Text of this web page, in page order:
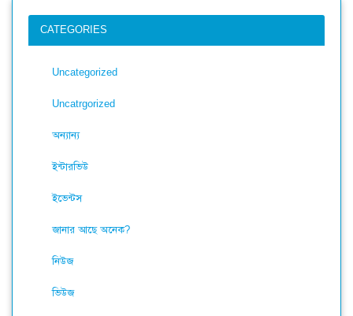
CATEGORIES
Uncategorized
Uncatrgorized
অন্যান্য
ইন্টারভিউ
ইভেন্টস
জানার আছে অনেক?
নিউজ
ভিউজ